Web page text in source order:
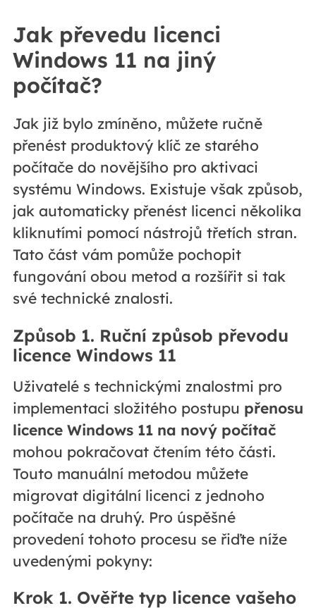
Jak převedu licenci
Windows 11 na jiný
počítač?
Jak již bylo zmíněno, můžete ručně
přenést produktový klíč ze starého
počítače do novějšího pro aktivaci
systému Windows. Existuje však způsob,
jak automaticky přenést licenci několika
kliknutími pomocí nástrojů třetích stran.
Tato část vám pomůže pochopit
fungování obou metod a rozšířit si tak
své technické znalosti.
Způsob 1. Ruční způsob převodu
licence Windows 11
Uživatelé s technickými znalostmi pro
implementaci složitého postupu přenosu
licence Windows 11 na nový počítač
mohou pokračovat čtením této části.
Touto manuální metodou můžete
migrovat digitální licenci z jednoho
počítače na druhý. Pro úspěšné
provedení tohoto procesu se řiďte níže
uvedenými pokyny:
Krok 1. Ověřte typ licence vašeho